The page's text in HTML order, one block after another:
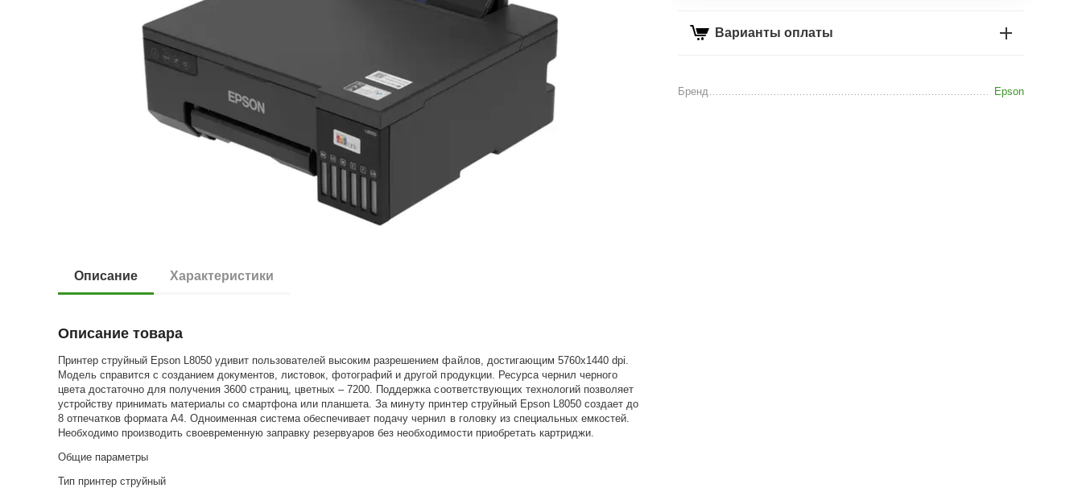
Варианты оплаты
Бренд Epson
Описание Характеристики
Описание товара
Принтер струйный Epson L8050 удивит пользователей высоким разрешением файлов, достигающим 5760x1440 dpi.
Модель справится с созданием документов, листовок, фотографий и другой продукции. Ресурса чернил черного
цвета достаточно для получения 3600 страниц, цветных – 7200. Поддержка соответствующих технологий позволяет
устройству принимать материалы со смартфона или планшета. За минуту принтер струйный Epson L8050 создает до
8 отпечатков формата А4. Одноименная система обеспечивает подачу чернил в головку из специальных емкостей.
Необходимо производить своевременную заправку резервуаров без необходимости приобретать картриджи.
Общие параметры
Тип принтер струйный